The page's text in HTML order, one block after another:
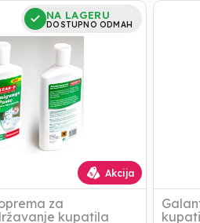
Akcija
NA LAGERU
DOSTUPNO ODMAH
za
kupatila
Fugne